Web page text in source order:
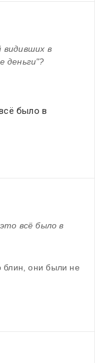
в
деньги"?
было в
всё было в